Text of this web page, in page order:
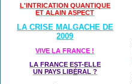
L'INTRICATION QUANTIQUE
ET ALAIN ASPECT
LA CRISE MALGACHE DE
2009
VIVE LA FRANCE !
LA FRANCE EST-ELLE
UN PAYS LIBÉRAL ?